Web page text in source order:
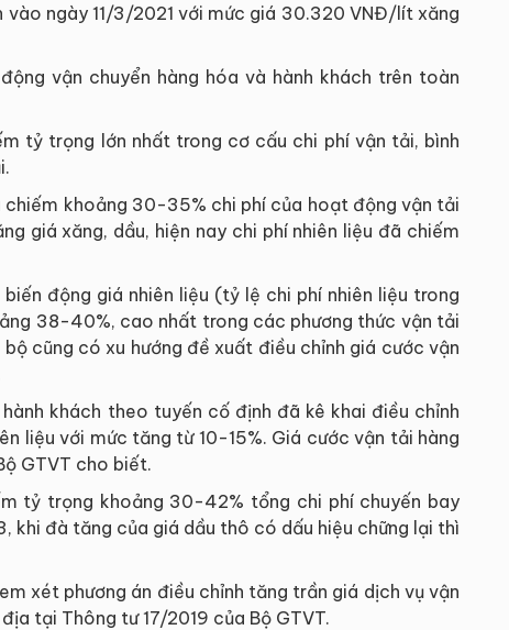
ngày 11/3/2021 với mức giá 30.320 VNĐ/lít xăng
vận chuyển hàng hóa và hành khách trên toàn
tỷ trọng lớn nhất trong cơ cấu chi phí vận tải, bình
chiếm khoảng 30-35% chi phí của hoạt động vận tải
giá xăng, dầu, hiện nay chi phí nhiên liệu đã chiếm
động giá nhiên liệu (tỷ lệ chi phí nhiên liệu trong
38-40%, cao nhất trong các phương thức vận tải
cũng có xu hướng đề xuất điều chỉnh giá cước vận
khách theo tuyến cố định đã kê khai điều chỉnh
liệu với mức tăng từ 10-15%. Giá cước vận tải hàng
GTVT cho biết.
tỷ trọng khoảng 30-42% tổng chi phí chuyến bay
khi đà tăng của giá dầu thô có dấu hiệu chững lại thì
xét phương án điều chỉnh tăng trần giá dịch vụ vận
tại Thông tư 17/2019 của Bộ GTVT.